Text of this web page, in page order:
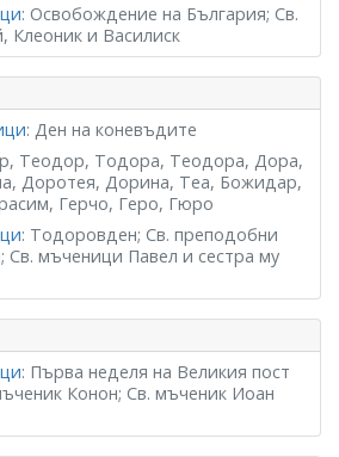
: Освобождение на България; Св.
Клеоник и Василиск
: Ден на коневъдите
Теодор, Тодора, Теодора, Дора,
Доротея, Дорина, Теа, Божидар,
Герчо, Геро, Гюро
: Тодоровден; Св. преподобни
Св. мъченици Павел и сестра му
: Първа неделя на Великия пост
Конон; Св. мъченик Иоан